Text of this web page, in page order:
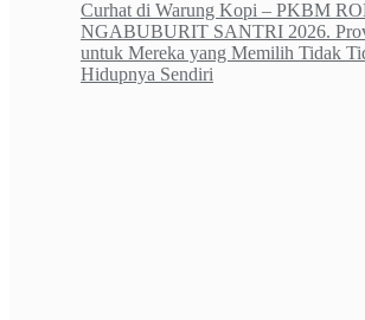
Curhat di Warung Kopi – PKBM
NGABUBURIT SANTRI 2026.
untuk Mereka yang Memilih Tidak
Hidupnya Sendiri